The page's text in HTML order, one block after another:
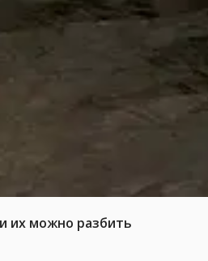
их можно разбить